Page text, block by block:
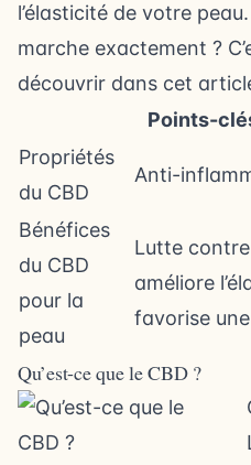
l’élasticité de votre
marche exactement ?
découvrir dans cet
Points-
Propriétés
du CBD
Anti-
Bénéfices
du CBD
pour la
peau
Lutte
améliore
favorise
Qu’est-ce que le CBD ?